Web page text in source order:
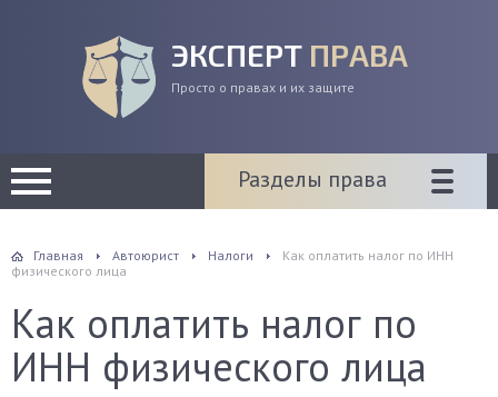
ЭКСПЕРТ ПРАВА
Просто о правах и их защите
Разделы права
Главная Автоюрист Налоги
Как оплатить налог по ИНН
физического лица
Как оплатить налог по
ИНН физического лица